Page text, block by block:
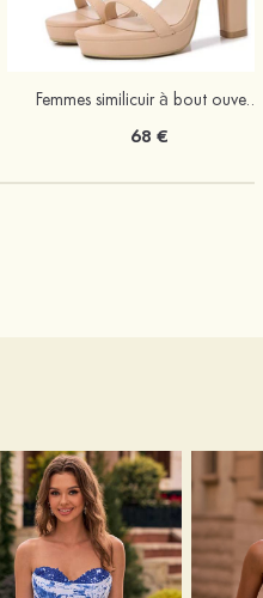
Femmes similicuir à bout ouvert plateforme sandales talon bottier outdoor chaussures
68 €